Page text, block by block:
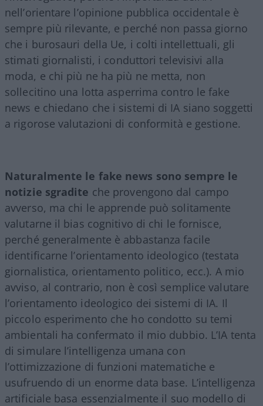
nell’orientare l’opinione pubblica occidentale è
sempre più rilevante, e perché non passa giorno
che i burosauri della Ue, i colti intellettuali, gli
stimati giornalisti, i conduttori televisivi alla
moda, e chi più ne ha più ne metta, non
sollecitino una lotta asperrima contro le fake
news e chiedano che i sistemi di IA siano soggetti
a rigorose valutazioni di conformità e gestione.
Naturalmente le fake news sono sempre le
notizie sgradite che provengono dal campo
avverso, ma chi le apprende può solitamente
valutarne il bias cognitivo di chi le fornisce,
perché generalmente è abbastanza facile
identificarne l’orientamento ideologico (testata
giornalistica, orientamento politico, ecc.). A mio
avviso, al contrario, non è così semplice valutare
l’orientamento ideologico dei sistemi di IA. Il
piccolo esperimento che ho condotto su temi
ambientali ha confermato il mio dubbio. L’IA tenta
di simulare l’intelligenza umana con
l’ottimizzazione di funzioni matematiche e
usufruendo di un enorme data base. L’intelligenza
artificiale basa essenzialmente il suo modello di